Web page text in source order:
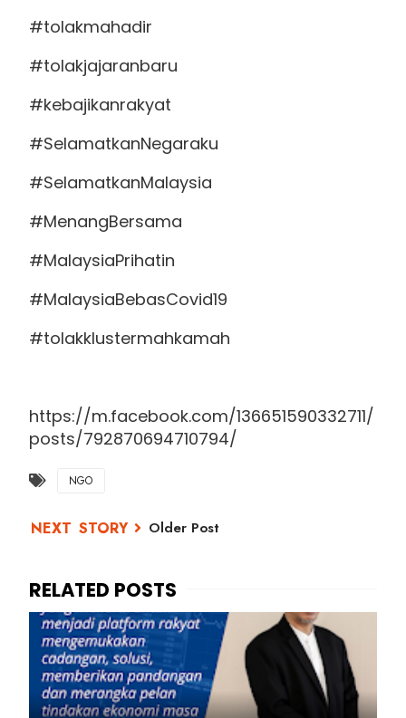
#tolakmahadir
#tolakjajaranbaru
#kebajikanrakyat
#SelamatkanNegaraku
#SelamatkanMalaysia
#MenangBersama
#MalaysiaPrihatin
#MalaysiaBebasCovid19
#tolakklustermahkamah
https://m.facebook.com/136651590332711/
posts/792870694710794/
NGO
Older Post